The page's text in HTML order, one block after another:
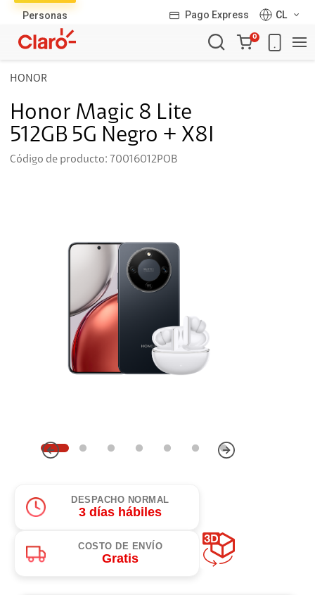
Personas Pago Express
CL
Carro
de
0
HONOR
Honor Magic 8 Lite
512GB 5G Negro + X8I
Código de producto: 70016012POB
DESPACHO NORMAL
3 días hábiles
COSTO DE ENVÍO
Gratis